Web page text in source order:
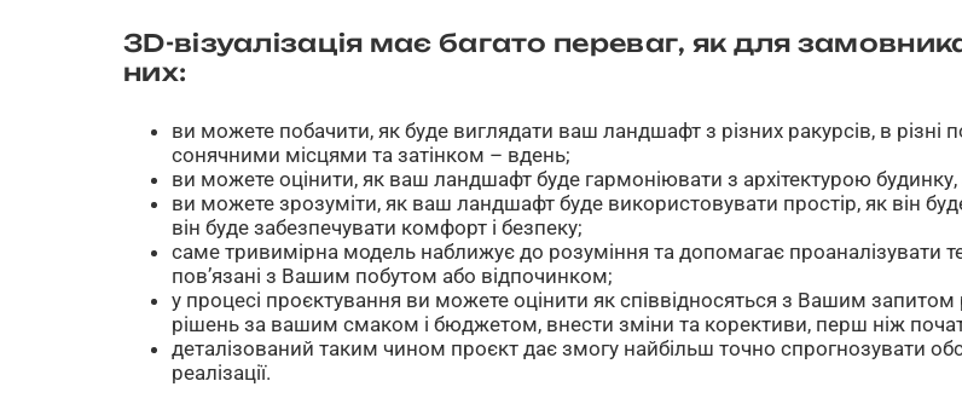
3D-візуалізація має багато переваг, як для
них:
ви можете побачити, як буде виглядати ваш ландшафт з різних ракурсів, в різні
сонячними місцями та затінком – вдень;
ви можете оцінити, як ваш ландшафт буде гармоніювати з архітектурою
ви можете зрозуміти, як ваш ландшафт буде використовувати простір, як він
він буде забезпечувати комфорт і безпеку;
саме тривимірна модель наближує до розуміння та допомагає проаналізувати
пов’язані з Вашим побутом або відпочинком;
у процесі проєктування ви можете оцінити як співвідносяться з Вашим запитом
рішень за вашим смаком і бюджетом, внести зміни та корективи, перш ніж
деталізований таким чином проєкт дає змогу найбільш точно спрогнозувати
реалізації.